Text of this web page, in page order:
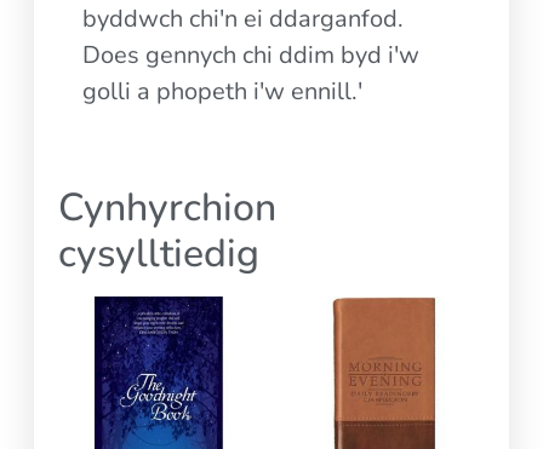
byddwch chi'n ei ddarganfod.
Does gennych chi ddim byd i'w
golli a phopeth i'w ennill.'
Cynhyrchion
cysylltiedig